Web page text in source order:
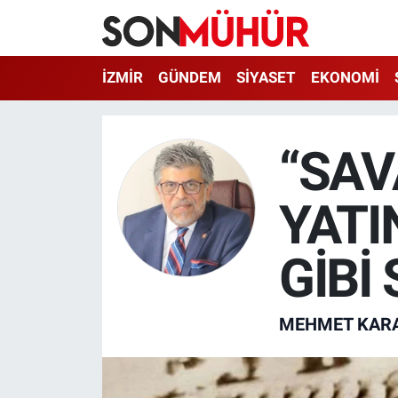
İZMİR GÜNDEM SİYASET EKONOMİ
GİBİ
MEHMET
İzmir Nöbetçi Eczaneler
İzmir Namaz Vakitleri
İzmir Trafik Yoğunluk Haritası
Süper Lig Puan Durumu ve Fikstür